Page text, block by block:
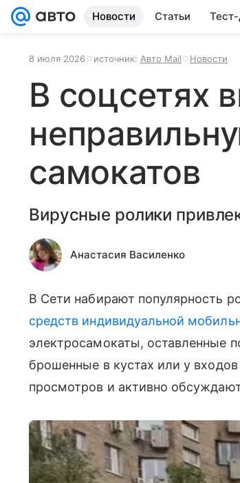
Новости Статьи
8 июля 2026 источник: Авто Mail Новости
В соцсетях
самокатов
Вирусные ролики
Анастасия Василенко
В Сети набирают популярность
средств индивидуальной
электросамокаты, оставленные
брошенные в кустах или у
просмотров и активно